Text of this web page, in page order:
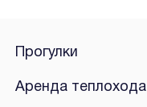
Прогулки
Аренда теплохода